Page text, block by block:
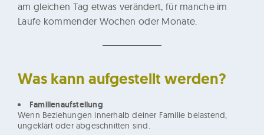
am gleichen Tag etwas verändert, für manche im
Laufe kommender Wochen oder Monate.
Was kann aufgestellt werden?
Familienaufstellung
Wenn Beziehungen innerhalb deiner Familie belastend,
ungeklärt oder abgeschnitten sind.